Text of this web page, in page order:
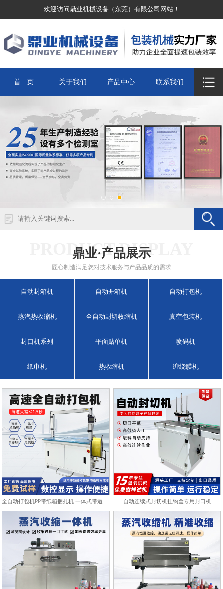
欢迎访问鼎业机械设备（东莞）有限公司网站！
首 页 关于我们 产品中心 联系我们
PRODUCT DISPLAY
鼎业·产品展示
— 匠心制造满足您对技术服务与产品品质的需求 —
自动封箱机 自动开箱机 自动打包机
蒸汽热收缩机 全自动封切收缩机 真空包装机
封口机系列 平面贴单机 喷码机
纸巾机 热收缩机 缠绕膜机
自动连续式封切机挂钩盒专用封口机